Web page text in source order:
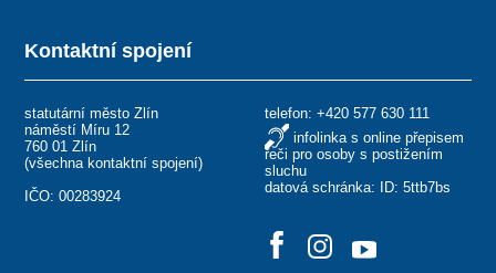
Kontaktní spojení
statutární město Zlín
náměstí Míru 12
760 01 Zlín
(všechna kontaktní spojení)
IČO: 00283924
telefon: +420 577 630 111
infolinka s online přepisem
řeči pro osoby s postižením
sluchu
datová schránka: ID: 5ttb7bs